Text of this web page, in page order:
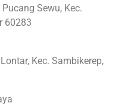
Sewu, Kec.
60283
Kec. Sambikerep,